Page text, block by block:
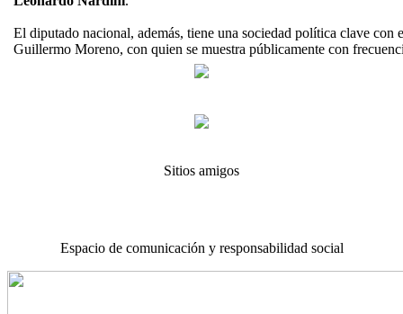
El diputado nacional, además, tiene una sociedad política clave con
Guillermo Moreno, con quien se muestra públicamente con
Sitios amigos
Espacio de comunicación y responsabilidad social